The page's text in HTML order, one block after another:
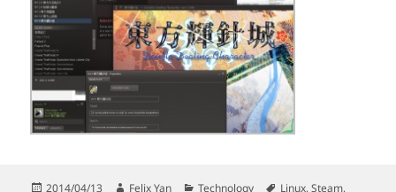
Posted
2014/04/13 Author
Felix Yan Categories
Technology Tags
Linux,Steam,